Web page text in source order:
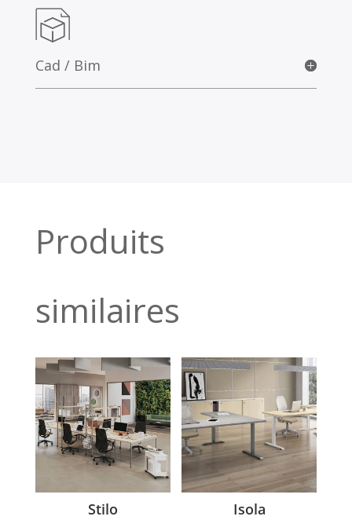
Cad / Bim
Produits
similaires
Stilo Isola